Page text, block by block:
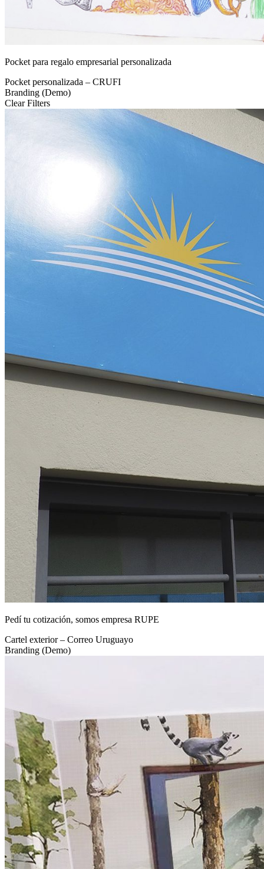
Pocket para regalo empresarial personalizada
Pocket personalizada – CRUFI
Branding (Demo)
Clear Filters
Pedí tu cotización, somos empresa RUPE
Cartel exterior – Correo Uruguayo
Branding (Demo)